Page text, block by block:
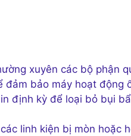
xuyên các bộ phận
đảm bảo máy hoạt động
định kỳ để loại bỏ bụi
linh kiện bị mòn hoặc